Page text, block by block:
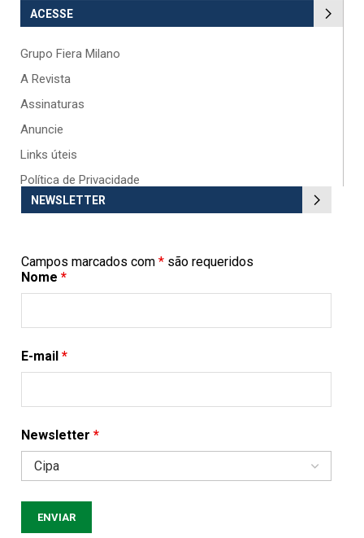
ACESSE
Grupo Fiera Milano
A Revista
Assinaturas
Anuncie
Links úteis
Política de Privacidade
NEWSLETTER
Campos marcados com * são requeridos
Nome *
E-mail *
Newsletter *